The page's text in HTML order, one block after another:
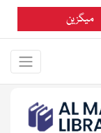
میگزین